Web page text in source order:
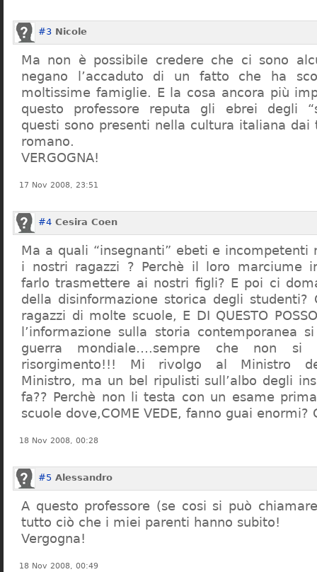
#3 Nicole
Ma non è possibile credere che ci sono
negano l’accaduto di un fatto che ha
moltissime famiglie. E la cosa ancora più
questo professore reputa gli ebrei degli
questi sono presenti nella cultura italiana dai
romano.
VERGOGNA!
17 Nov 2008, 23:51
#4 Cesira Coen
Ma a quali “insegnanti” ebeti e
i nostri ragazzi ? Perchè il loro marciume
farlo trasmettere ai nostri figli? E poi ci
della disinformazione storica degli
ragazzi di molte scuole, E DI QUESTO POSSO
l’informazione sulla storia contemporanea
guerra mondiale….sempre che non
risorgimento!!! Mi rivolgo al Ministro
Ministro, ma un bel ripulisti sull’albo degli
fa?? Perchè non li testa con un esame
scuole dove,COME VEDE, fanno guai enormi?
18 Nov 2008, 00:28
#5 Alessandro
A questo professore (se cosi si può
tutto ciò che i miei parenti hanno subito!
Vergogna!
18 Nov 2008, 00:49